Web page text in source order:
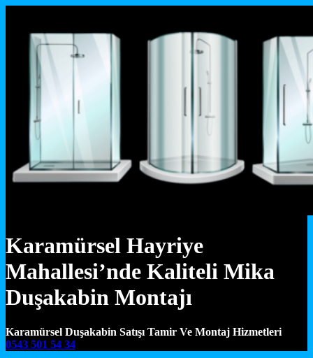
Karamürsel Hayriye
Mahallesi’nde Kaliteli Mika
Duşakabin Montajı
Karamürsel Duşakabin Satışı Tamir Ve Montaj Hizmetleri
0543 501 54 34